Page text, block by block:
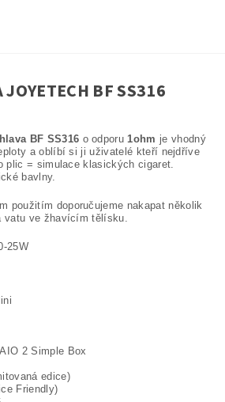
BF SS316
BF SS316 o odporu1ohm je vhodný
a oblíbí si ji uživatelé kteří nejdříve
plic = simulace klasických cigaret.
bavlny.
použitím doporučujeme nakapat několik
vatu ve žhavícím tělísku.
25W
2 Simple Box
edice)
Friendly)